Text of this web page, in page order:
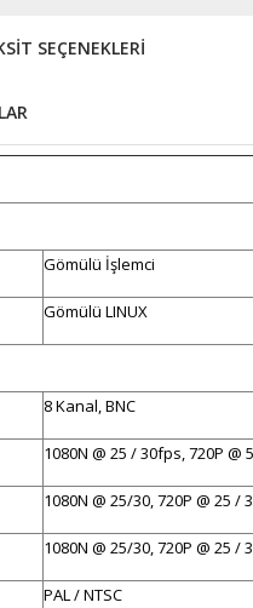
SEÇENEKLERI
Gömülü İşlemci
Gömülü LINUX
8 Kanal, BNC
1080N @ 25 / 30fps, 720P
1080N @ 25/30, 720P @ 25 /
1080N @ 25/30, 720P @ 25 /
PAL / NTSC